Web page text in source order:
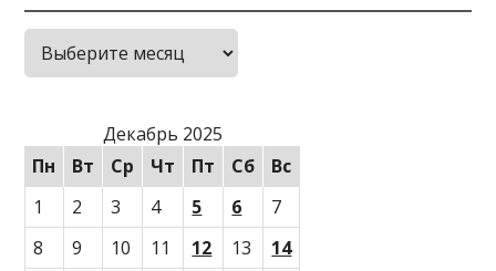
Архивы
Декабрь 2025
Пн
Вт Ср Чт Пт Сб
Вс
1
2 3 4 5 6
7
8
9 10 11 12 13
14